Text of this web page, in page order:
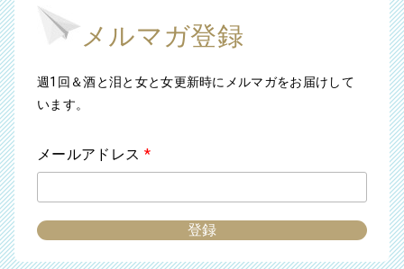
メルマガ登録
週1回＆酒と泪と女と女更新時にメルマガをお届けして
います。
メールアドレス *